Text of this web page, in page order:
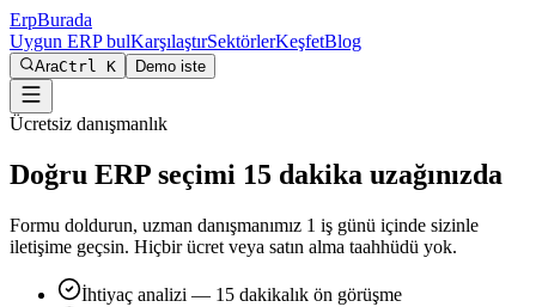
ErpBurada
Uygun ERP bulKarşılaştırSektörlerKeşfetBlog
AraCtrl K Demo iste
Ücretsiz danışmanlık
Doğru ERP seçimi 15 dakika uzağınızda
Formu doldurun, uzman danışmanımız 1 iş günü içinde sizinle
iletişime geçsin. Hiçbir ücret veya satın alma taahhüdü yok.
İhtiyaç analizi — 15 dakikalık ön görüşme